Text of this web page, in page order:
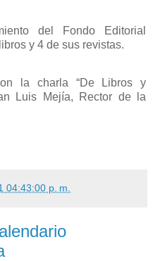
del Fondo Editorial
y 4 de sus revistas.
la charla “De Libros y
Luis Mejía, Rector de la
04:43:00 p. m.